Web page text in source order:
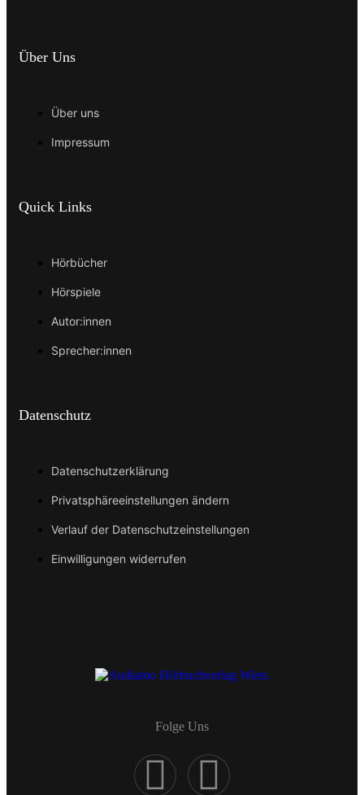
Über Uns
Über uns
Impressum
Quick Links
Hörbücher
Hörspiele
Autor:innen
Sprecher:innen
Datenschutz
Datenschutzerklärung
Privatsphäreeinstellungen ändern
Verlauf der Datenschutzeinstellungen
Einwilligungen widerrufen
Folge Uns